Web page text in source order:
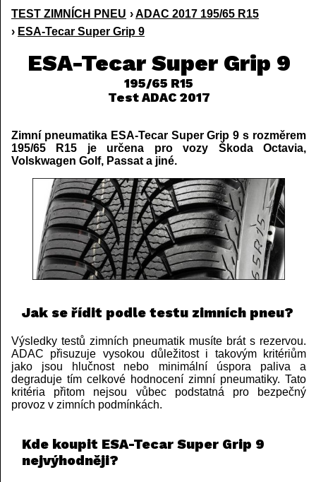
TEST ZIMNÍCH PNEU ›ADAC 2017 195/65 R15
› ESA-Tecar Super Grip 9
ESA-Tecar Super Grip 9
195/65 R15
Test ADAC 2017
Zimní pneumatika ESA-Tecar Super Grip 9 s rozměrem
195/65 R15 je určena pro vozy Škoda Octavia,
Volskwagen Golf, Passat a jiné.
Jak se řídit podle testu zimních pneu?
Výsledky testů zimních pneumatik musíte brát s rezervou.
ADAC přisuzuje vysokou důležitost i takovým kritériům
jako jsou hlučnost nebo minimální úspora paliva a
degraduje tím celkové hodnocení zimní pneumatiky. Tato
kritéria přitom nejsou vůbec podstatná pro bezpečný
provoz v zimních podmínkách.
Kde koupit ESA-Tecar Super Grip 9
nejvýhodněji?